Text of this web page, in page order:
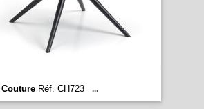
CoutureRéf. CH723 ...